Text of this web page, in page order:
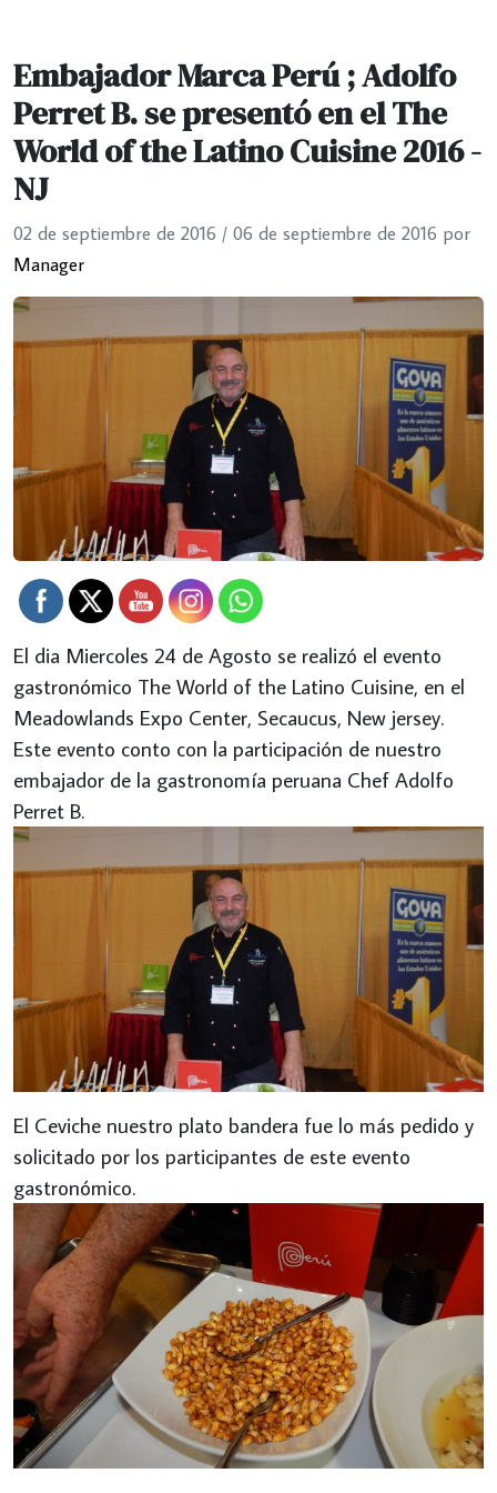
Embajador Marca Perú ; Adolfo
Perret B. se presentó en el The
World of the Latino Cuisine 2016 -
NJ
02 de septiembre de 2016 / 06 de septiembre de 2016 por
Manager
El dia Miercoles 24 de Agosto se realizó el evento
gastronómico The World of the Latino Cuisine, en el
Meadowlands Expo Center, Secaucus, New jersey.
Este evento conto con la participación de nuestro
embajador de la gastronomía peruana Chef Adolfo
Perret B.
El Ceviche nuestro plato bandera fue lo más pedido y
solicitado por los participantes de este evento
gastronómico.